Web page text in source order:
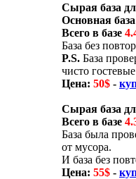
Сырая база
Основная
Всего в базе
База без
P.S. База
чисто
Цена: 50$ -
Сырая база
Всего в базе
База была
от мусора.
И база без
Цена: 55$ -